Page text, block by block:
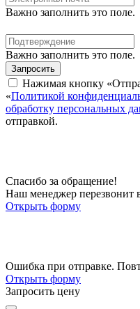
Важно заполнить это поле.
Важно заполнить это поле.
Запросить
Нажимая кнопку
«Политикой
обработку персональных
отправкой.
Спасибо за обращение!
Наш менеджер перезвонит
Открыть форму
Ошибка при отправке.
Открыть форму
Запросить цену